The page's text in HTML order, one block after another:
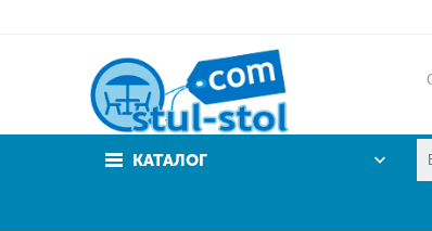
КАТАЛОГ